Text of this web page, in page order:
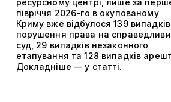
півріччя 2026-го в окупованому
Криму вже відбулося 139 випадків
порушення права на
суд, 29 випадків незаконного
етапування та 128 випадків
Докладніше — у статті.